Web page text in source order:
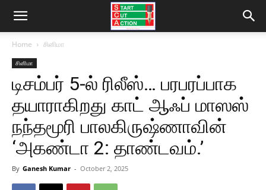
Home சினிமா
சினிமா
டிசம்பர் 5-ல் ரிலீஸ்… பரபரப்பாக
தயாராகிறது காட் ஆஃப் மாஸஸ்
நந்தமூரி பாலகிருஷ்ணாவின்
‘அகண்டா 2: தாண்டவம்.’
By Ganesh Kumar - October 2, 2025